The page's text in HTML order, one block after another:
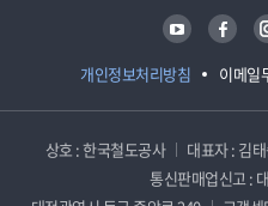
개인정보처리방침 이메일
유튜브 페이스북
상호 : 한국철도공사 대표자 : 김
통신판매업신고 :